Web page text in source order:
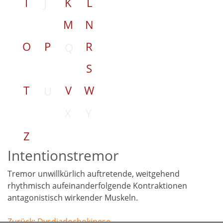
M
N
O
P
R
S
T
V
W
Z
Intentionstremor
Tremor unwillkürlich auftretende, weitgehend
rhythmisch aufeinanderfolgende Kontraktionen
antagonistisch wirkender Muskeln.